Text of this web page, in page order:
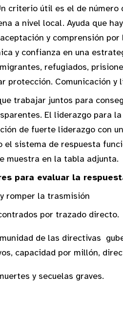
criterio útil es el de
a nivel local. Ayuda que
y comprensión
y confianza en una
refugiados,
protección. Comunicación y
trabajar juntos para
El liderazgo para
de fuerte liderazgo con
el sistema de respuesta
muestra en la tabla adjunta.
para evaluar la
detector y
por trazado directo.
de las directivas
capacidad por millón,
y secuelas graves.